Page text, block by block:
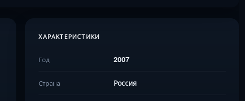
ХАРАКТЕРИСТИКИ
Год 2007
Страна Россия